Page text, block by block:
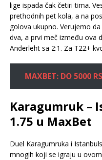
lige ispada čak četiri tima.
prethodnih pet kola, a na
golova ukupno. Verujemo
dva, a prvi meč između ova
Anderleht sa 2:1. Za T22+
MAXBET: DO 5000
Karagumruk –
1.75 u MaxBet
Duel Karagumruka i
mnogih koji se igraju u